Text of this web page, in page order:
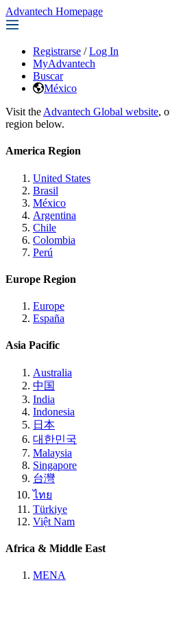
Advantech Homepage
Registrarse / Log In
MyAdvantech
Buscar
México
Visit the Advantech Global website,
region below.
America Region
United States
Brasil
México
Argentina
Chile
Colombia
Perú
Europe Region
Europe
España
Asia Pacific
Australia
中国
India
Indonesia
日本
대한민국
Malaysia
Singapore
台灣
ไทย
Türkiye
Việt Nam
Africa & Middle East
MENA